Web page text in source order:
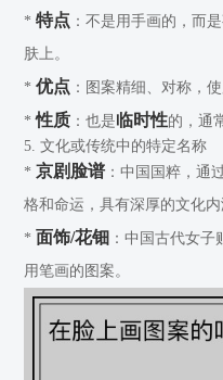
*特点 ：不是用手画的，而
肤上。
*优点 ：图案精细、对称，
*性质 ：也是临时性的，通
5. 文化或传统中的特定名称
* 京剧脸谱：中国国粹，通
格和命运，具有深厚的文化内
* 面饰/花钿 ：中国古代女
用笔画的图案。